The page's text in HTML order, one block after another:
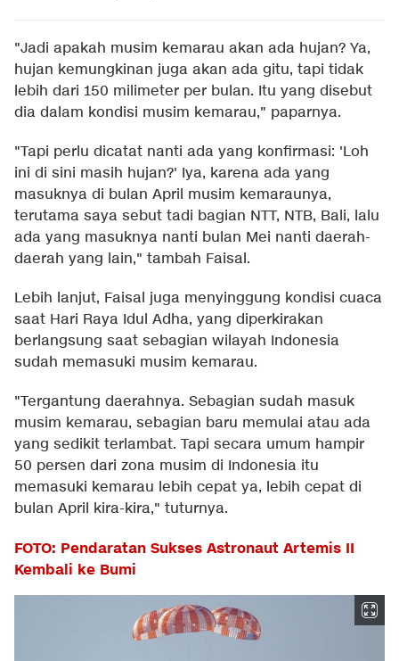
"Jadi apakah musim kemarau akan ada hujan? Ya,
hujan kemungkinan juga akan ada gitu, tapi tidak
lebih dari 150 milimeter per bulan. Itu yang disebut
dia dalam kondisi musim kemarau," paparnya.
"Tapi perlu dicatat nanti ada yang konfirmasi: 'Loh
ini di sini masih hujan?' Iya, karena ada yang
masuknya di bulan April musim kemaraunya,
terutama saya sebut tadi bagian NTT, NTB, Bali, lalu
ada yang masuknya nanti bulan Mei nanti daerah-
daerah yang lain," tambah Faisal.
Lebih lanjut, Faisal juga menyinggung kondisi cuaca
saat Hari Raya Idul Adha, yang diperkirakan
berlangsung saat sebagian wilayah Indonesia
sudah memasuki musim kemarau.
"Tergantung daerahnya. Sebagian sudah masuk
musim kemarau, sebagian baru memulai atau ada
yang sedikit terlambat. Tapi secara umum hampir
50 persen dari zona musim di Indonesia itu
memasuki kemarau lebih cepat ya, lebih cepat di
bulan April kira-kira," tuturnya.
FOTO: Pendaratan Sukses Astronaut Artemis II
Kembali ke Bumi